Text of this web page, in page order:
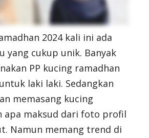
2024 kali ini ada
yang cukup unik. Banyak
PP kucing ramadhan
laki laki. Sedangkan
memasang kucing
apa maksud dari foto profil
Namun memang trend di